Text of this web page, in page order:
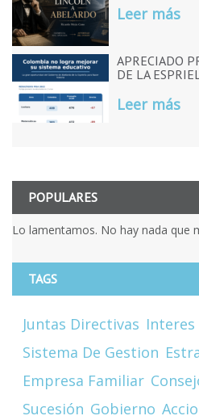
Leer más
APRECIADO
DE LA
Leer más
POPULARES
Lo lamentamos. No hay nada que
TAGS
Juntas Directivas Interes
Sistema De Gestion
Empresa Familiar
Sucesión Gobierno